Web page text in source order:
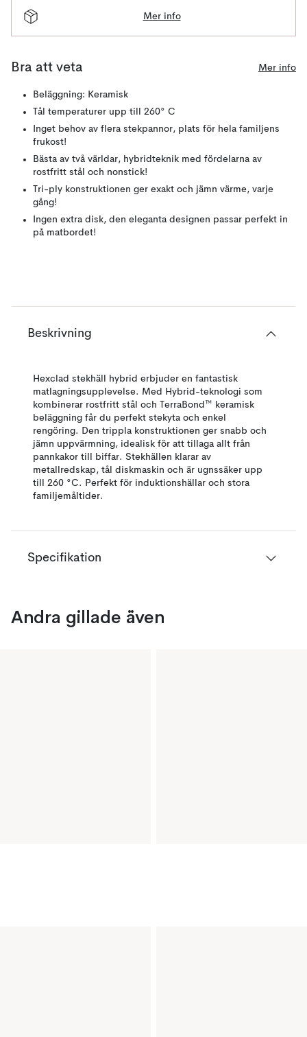
Mer info
Bra att veta Mer info
Beläggning: Keramisk
Tål temperaturer upp till 260° C
Inget behov av flera stekpannor, plats för hela familjens
frukost!
Bästa av två världar, hybridteknik med fördelarna av
rostfritt stål och nonstick!
Tri-ply konstruktionen ger exakt och jämn värme, varje
gång!
Ingen extra disk, den eleganta designen passar perfekt in
på matbordet!
Beskrivning
Hexclad stekhäll hybrid erbjuder en fantastisk
matlagningsupplevelse. Med Hybrid-teknologi som
kombinerar rostfritt stål och TerraBond™ keramisk
beläggning får du perfekt stekyta och enkel
rengöring. Den trippla konstruktionen ger snabb och
jämn uppvärmning, idealisk för att tillaga allt från
pannkakor till biffar. Stekhällen klarar av
metallredskap, tål diskmaskin och är ugnssäker upp
till 260 °C. Perfekt för induktionshällar och stora
familjemåltider.
Specifikation
Andra gillade även